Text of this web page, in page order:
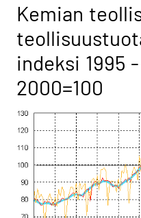
Kemian
indeksi 1995
2000=100